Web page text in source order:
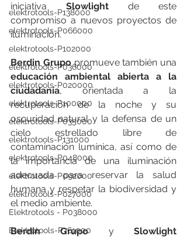
elektrotools-P138000
elektrotools-P066000
elektrotools-P102000
elektrotools-P036000
elektrotools-P020000
elektrotools-P100000
elektrotools-P035000
elektrotools-P131000
elektrotools-P048000
elektrotools-P092000
elektrotools-P027000
Elektrotools - P038000
Elektrotools-P761000
iniciativa Slowlight de este
compromiso a nuevos proyectos de
iluminación.
Berdin Grupo
educación ambiental abierta a la
ciudadanía, orientada a la
recuperación de la noche y su
oscuridad natural y la defensa de un
cielo estrellado libre de
contaminación lumínica, así como de
la importancia de una iluminación
adecuada para reservar la salud
humana y respetar la biodiversidad y
el medio ambiente.
Berdin Grupo y Slowlight